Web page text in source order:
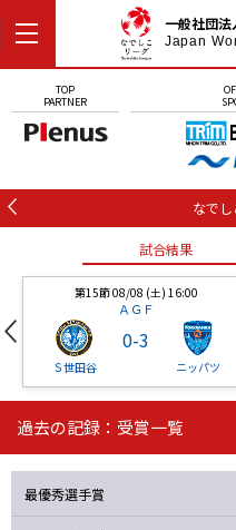
一般社団法
Japan
TOP
PARTNER
なで
試合結果
第15節 08/08 (土) 16:00
ＡＧＦ
Ｓ世田谷
0-3
ニッパツ
第16節 09/05 (土) 15:00
ニッパツ
過去の記録：受賞一覧
最優秀選手賞